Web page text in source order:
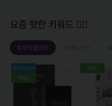
요즘 핫한 키워드 ❤‍🔥
#오라클카드